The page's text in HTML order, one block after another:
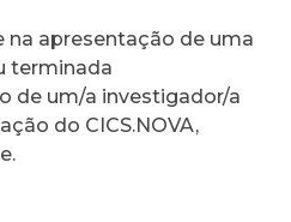
na apresentação de uma
terminada
de um/a investigador/a
do CICS.NOVA,